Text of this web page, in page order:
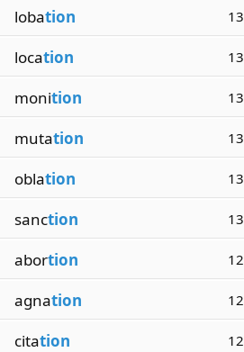
lobation 13
location 13
monition 13
mutation 13
oblation 13
sanction 13
abortion 12
agnation 12
citation 12